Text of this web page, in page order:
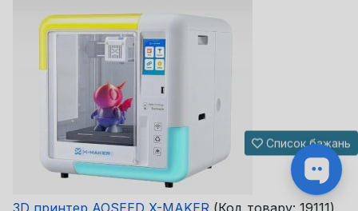
3D принтер AOSEED X-MAKER (Код товару: 19111)
Список бажань